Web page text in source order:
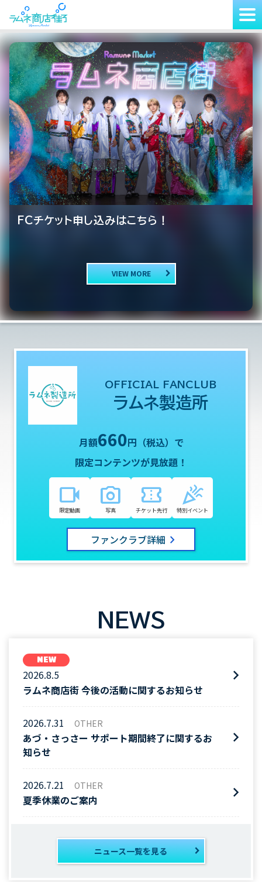
FCチケット申し込みはこちら！
VIEW MORE
OFFICIAL FANCLUB
ラムネ製造所
月額660円（税込）で
限定コンテンツが見放題！
videocam
限定動画
photo_camera
写真
confirmation_number
チケット先行
celebration
特別イベント
ファンクラブ詳細 chevron_right
NEWS
2026.8.5
ラムネ商店街 今後の活動に関するお知らせ
2026.7.31 OTHER
あづ・さっさー サポート期間終了に関するお
知らせ
2026.7.21 OTHER
夏季休業のご案内
ニュース一覧を見る